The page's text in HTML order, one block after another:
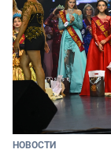
НОВОСТИ